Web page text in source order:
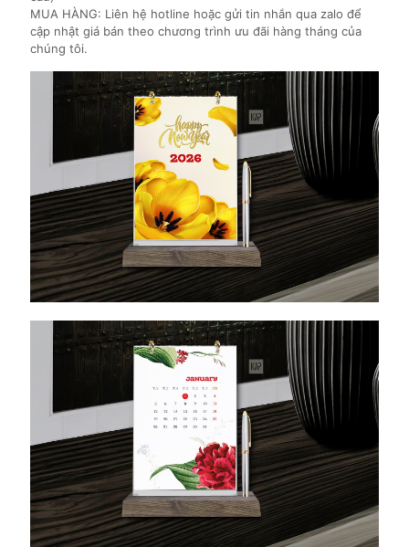
MUA HÀNG: Liên hệ hotline hoặc gửi tin nhắn qua zalo để
cập nhật giá bán theo chương trình ưu đãi hàng tháng của
chúng tôi.